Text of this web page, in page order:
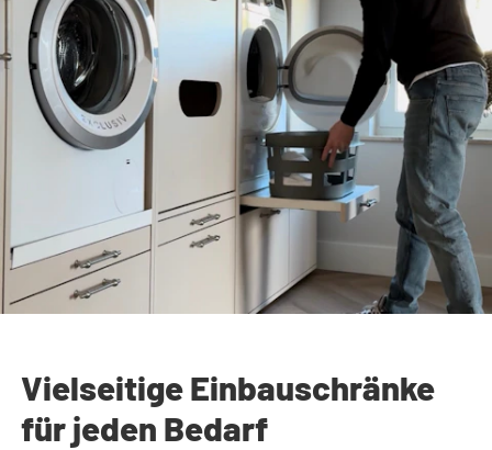
Vielseitige Einbauschränke
für jeden Bedarf